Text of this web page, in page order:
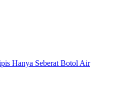
Hanya Seberat Botol Air